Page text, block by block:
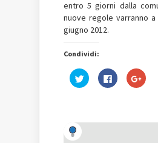
entro 5 giorni dalla
nuove regole varranno
giugno 2012.
Condividi:
Fai
clic
Fai
clic
Fai
clic